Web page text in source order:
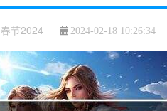
春节2024 2024-02-18 10:26:34